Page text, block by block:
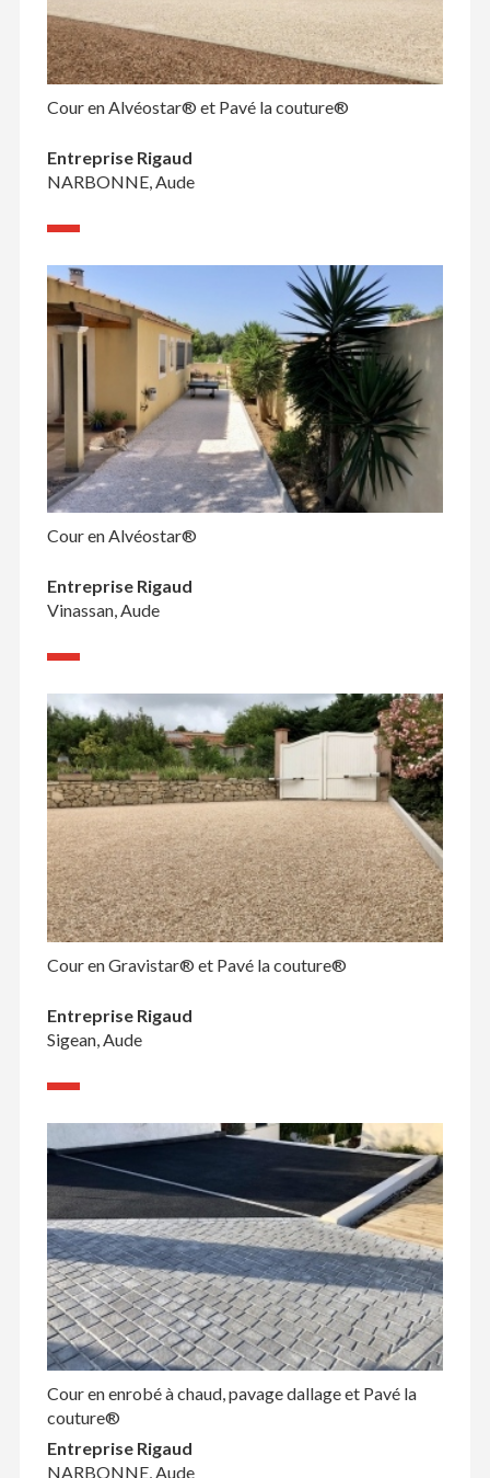
Cour en Alvéostar® et Pavé la couture®
Entreprise Rigaud
NARBONNE, Aude
Cour en Alvéostar®
Entreprise Rigaud
Vinassan, Aude
Cour en Gravistar® et Pavé la couture®
Entreprise Rigaud
Sigean, Aude
Cour en enrobé à chaud, pavage dallage et Pavé la
couture®
Entreprise Rigaud
NARBONNE, Aude